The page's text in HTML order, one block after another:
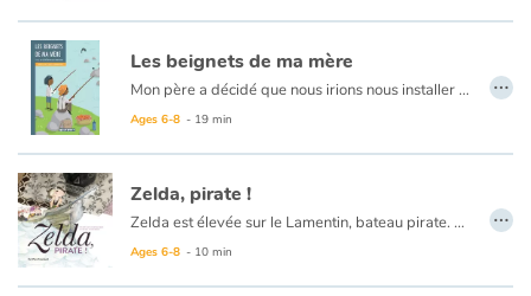
Catalogue anglais
Contraste +
Help
Home
Les beignets de ma mère
Mon père a décidé que nous irions nous installer à Montgomery, chez ma grand-mère. Les noirs n’y sont pas mieux traités mais j’y serais plus en sécurité. Et puis, ma grand-mère fait la meilleure purée de haricots rouges du quartier ! Nous prenions souvent le bus pour traverser la ville. Les noirs assis à l’arrière, les blancs assis devant. Un jour, avant Noël, une dame a refusé de laisser sa place à un blanc. Elle a osé lui dire non. Ce fut le début d’une grande protestation.
Ages 6-8 - 19 min
…
Zelda, pirate !
Zelda est élevée sur le Lamentin, bateau pirate. D’abord moussaillon, elle devient vite Capitaine des pirates. C’est la plus courageuse de tous et tous lui obéissent !
Mais un jour, Zelda veut… redevenir une petite fille en robes et dentelles. Mais est-ce vraiment ce qui la rend heureuse ?
Ages 6-8 - 10 min
…